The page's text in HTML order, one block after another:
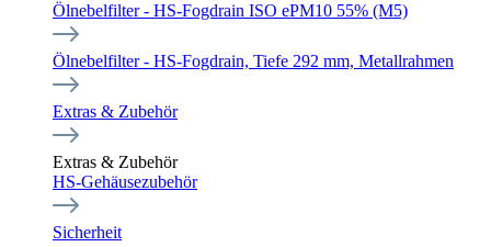
Ölnebelfilter - HS-Fogdrain ISO ePM10 55% (M5)
Ölnebelfilter - HS-Fogdrain, Tiefe 292 mm, Metallrahmen
Extras & Zubehör
Extras & Zubehör
HS-Gehäusezubehör
Sicherheit